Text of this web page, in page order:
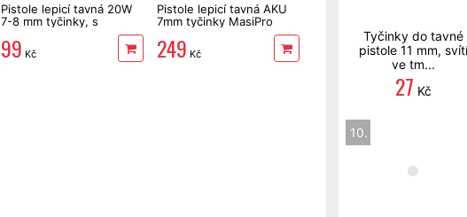
Pistole lepicí tavná 20W
7-8 mm tyčinky, s
99 Kč
Pistole lepicí tavná AKU
7mm tyčinky MasiPro
249 Kč
Tyčinky do tavné
pistole 11 mm, svítí
ve tm...
27 Kč
10.